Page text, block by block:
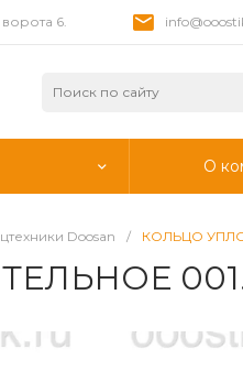
6.
О
Doosan / КОЛЬЦО